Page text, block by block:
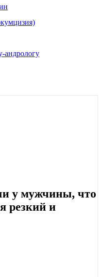
андрологу
у мужчины, что
резкий и